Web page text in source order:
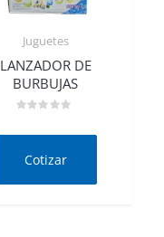
Juguetes
LANZADOR DE
BURBUJAS
deCotizar